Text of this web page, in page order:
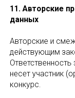
11. Авторские
данных
Авторские и
действующим
несет участник
конкурс.